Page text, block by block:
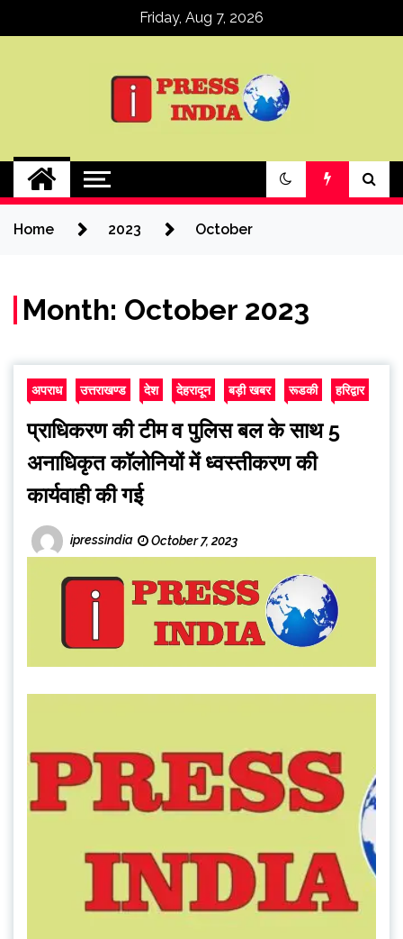
Friday, Aug 7, 2026
ipressindia
Home 2023 October
Month: October 2023
अपराध उत्तराखण्ड देश देहरादून बड़ी खबर रूडकी हरिद्वार
प्राधिकरण की टीम व पुलिस बल के साथ 5
अनाधिकृत काॅलोनियों में ध्वस्तीकरण की
कार्यवाही की गई
ipressindia October 7, 2023